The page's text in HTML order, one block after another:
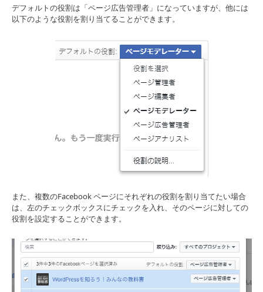
デフォルトの役割は「ページ広告管理者」になっていますが、他には
以下のような役割を割り当てることができます。
また、複数のFacebook ページにそれぞれの役割を割り当てたい場合
は、左のチェックボックスにチェックを入れ、そのページに対しての
役割を設定することができます。